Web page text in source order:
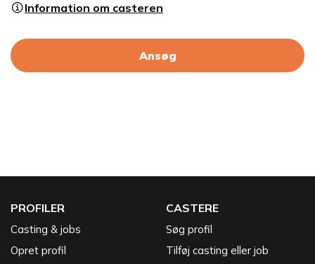
Information om casteren
Ansøg
PROFILER
Casting & jobs
Opret profil
CASTERE
Søg profil
Tilføj casting eller job